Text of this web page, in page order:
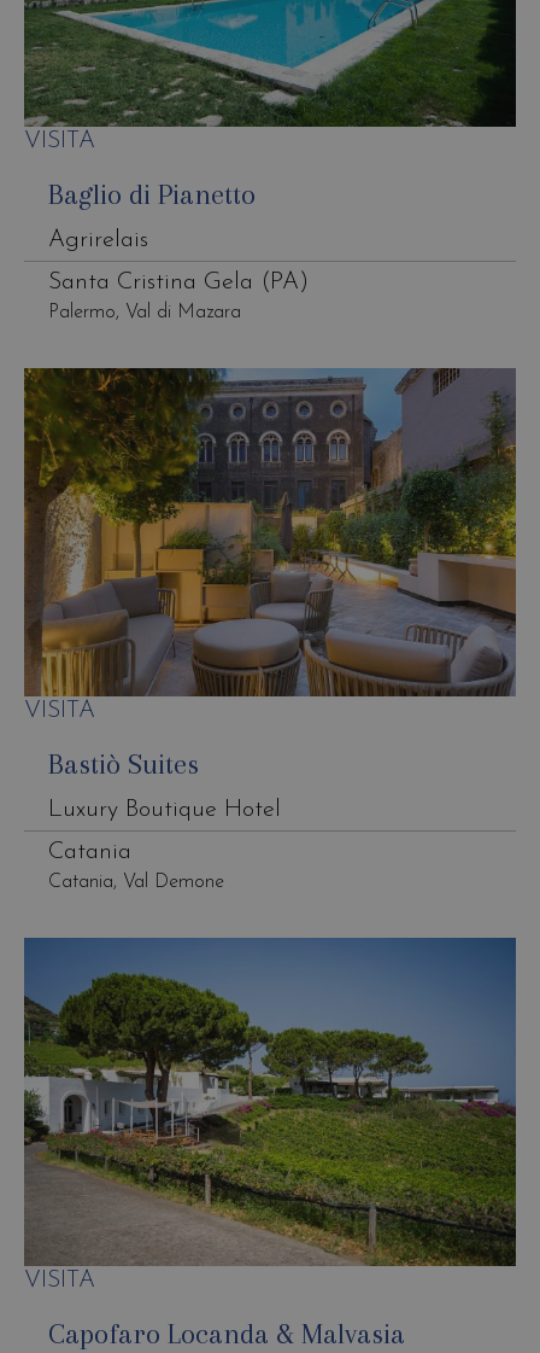
VISITA
Baglio di Pianetto
Agrirelais
Santa Cristina Gela (PA)
Palermo, Val di Mazara
VISITA
Bastiò Suites
Luxury Boutique Hotel
Catania
Catania, Val Demone
VISITA
Capofaro Locanda & Malvasia